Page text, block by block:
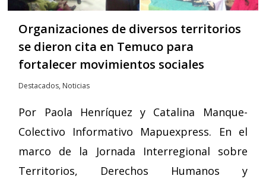
Organizaciones de diversos territorios
se dieron cita en Temuco para
fortalecer movimientos sociales
Destacados, Noticias
Por Paola Henríquez y Catalina Manque-
Colectivo Informativo Mapuexpress. En el
marco de la Jornada Interregional sobre
Territorios, Derechos Humanos y